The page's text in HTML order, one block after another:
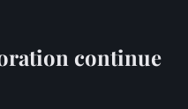
continue